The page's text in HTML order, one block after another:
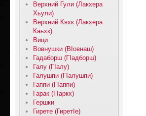
Верхний Гули (Лакхера
Хьули)
Верхний Кяхк (Лакхера
Каьхк)
Вици
Вовнушки (ВIовнаш)
Гадаборш (ГIадборш)
Галу (ГIалу)
Галушпи (ГIалушпи)
Гаппи (ГIаппи)
Гарак (ГIаркх)
Гершки
Гирете (ГиретIе)